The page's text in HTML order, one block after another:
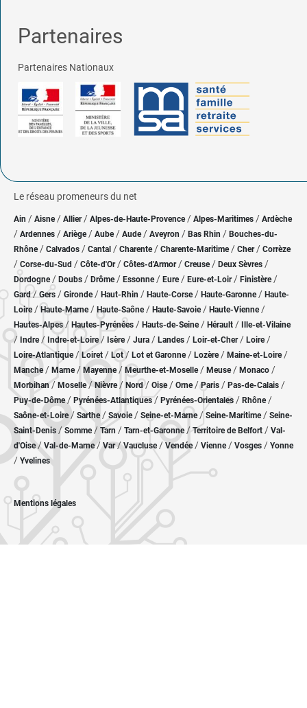
Partenaires
Partenaires Nationaux
Le réseau promeneurs du net
Ain / Aisne/ Allier/ Alpes-de-Haute-Provence / Alpes-Maritimes / Ardèche
/ Ardennes / Ariège/ Aube/ Aude / Aveyron / Bas Rhin / Bouches-du-
Rhône/ Calvados / Cantal / Charente / Charente-Maritime/ Cher / Corrèze
/ Corse-du-Sud / Côte-d'Or / Côtes-d'Armor/ Creuse/ Deux Sèvres /
Dordogne/ Doubs / Drôme/ Essonne / Eure/ Eure-et-Loir / Finistère/
Gard/Gers / Gironde/ Haut-Rhin / Haute-Corse/ Haute-Garonne/ Haute-
Loire/Haute-Marne/ Haute-Saône/ Haute-Savoie/ Haute-Vienne/
Hautes-Alpes/ Hautes-Pyrénées / Hauts-de-Seine/ Hérault / Ille-et-Vilaine
/ Indre/ Indre-et-Loire/ Isère/ Jura / Landes / Loir-et-Cher/ Loire/
Loire-Atlantique/ Loiret / Lot/ Lot et Garonne/ Lozère / Maine-et-Loire/
Manche/ Marne/ Mayenne/ Meurthe-et-Moselle/ Meuse/ Monaco /
Morbihan/ Moselle/ Nièvre / Nord/ Oise / Orne/Paris / Pas-de-Calais /
Puy-de-Dôme/ Pyrénées-Atlantiques / Pyrénées-Orientales / Rhône/
Saône-et-Loire/ Sarthe/ Savoie/ Seine-et-Marne/ Seine-Maritime/ Seine-
Saint-Denis /Somme/ Tarn / Tarn-et-Garonne/Territoire de Belfort / Val-
d'Oise/ Val-de-Marne/Var/Vaucluse/ Vendée/ Vienne/ Vosges / Yonne
/ Yvelines
Mentions légales